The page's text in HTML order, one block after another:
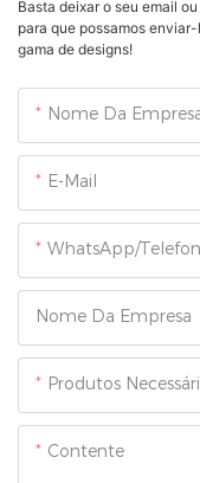
Basta deixar o seu email
para que possamos
gama de designs!
Nome Da
E-Mail
WhatsApp/
Nome Da Empresa
Produtos
Contente